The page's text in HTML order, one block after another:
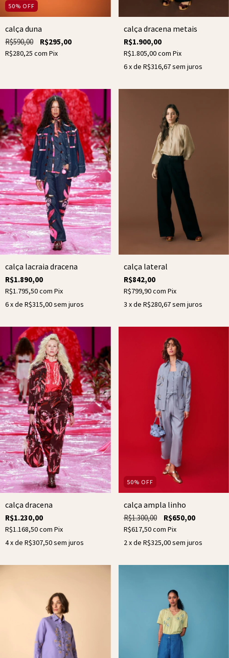
50% OFF
calça duna
R$590,00 R$295,00
R$280,25 com Pix
calça dracena metais
R$1.900,00
R$1.805,00com Pix
6x de R$316,67sem juros
calça lacraia dracena
R$1.890,00
R$1.795,50com Pix
6x de R$315,00sem juros
calça lateral
R$842,00
R$799,90com Pix
3 x de R$280,67sem juros
calça dracena
R$1.230,00
R$1.168,50com Pix
4x de R$307,50sem juros
50% OFF
calça ampla linho
R$1.300,00 R$650,00
R$617,50com Pix
2x de R$325,00sem juros